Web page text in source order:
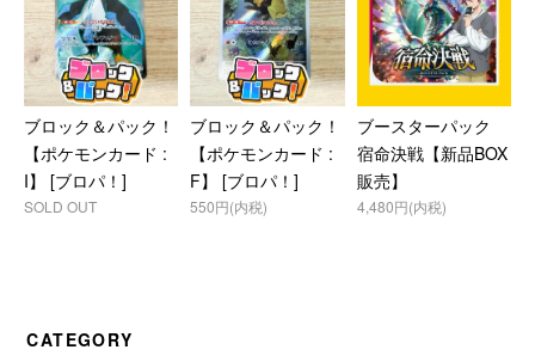
ブロック＆パック！
【ポケモンカード :
I】 [ブロパ！]
SOLD OUT
ブロック＆パック！
【ポケモンカード :
F】 [ブロパ！]
550円(内税)
ブースターパック
宿命決戦【新品BOX
販売】
4,480円(内税)
CATEGORY